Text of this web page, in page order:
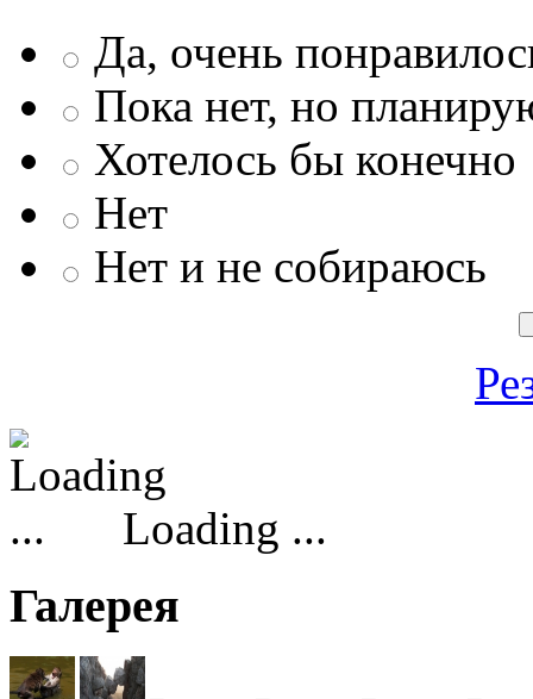
Да, очень
Пока нет, но
Хотелось бы конечно
Нет
Нет и не собираюсь
Loading ...
Галерея